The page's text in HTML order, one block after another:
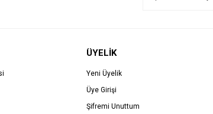
ÜYELİK
Yeni Üyelik
Üye Girişi
Şifremi Unuttum